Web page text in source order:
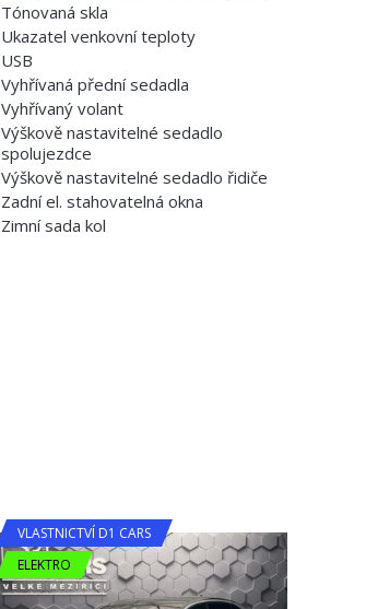
Tónovaná skla
Ukazatel venkovní teploty
USB
Vyhřívaná přední sedadla
Vyhřívaný volant
Výškově nastavitelné sedadlo
spolujezdce
Výškově nastavitelné sedadlo řidiče
Zadní el. stahovatelná okna
Zimní sada kol
VLASTNICTVÍ D1 CARS
ELEKTRO